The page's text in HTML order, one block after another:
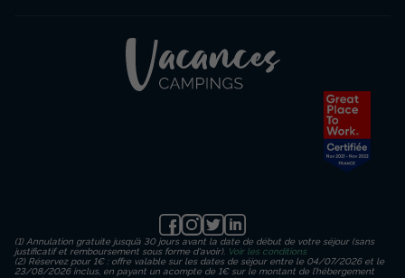
(1) Annulation gratuite jusqu’à 30 jours avant la date de début de votre séjour (sans
justificatif et remboursement sous forme d'avoir). Voir les conditions
(2) Réservez pour 1€ : offre valable sur les dates de séjour entre le 04/07/2026 et le
23/08/2026 inclus, en payant un acompte de 1€ sur le montant de l’hébergement